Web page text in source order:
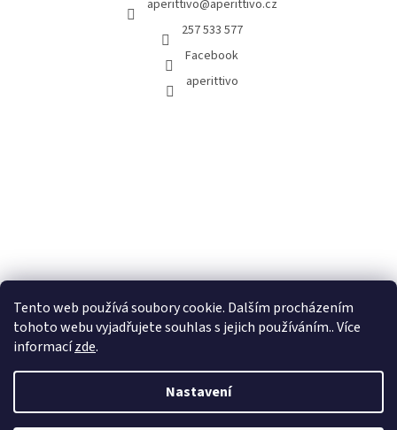
Tento web používá soubory cookie. Dalším procházením
tohoto webu vyjadřujete souhlas s jejich používáním.. Více
informacízde.
Nastavení
aperittivo@aperittivo.cz
257 533 577
Facebook
aperittivo
Vytvořil Shoptet